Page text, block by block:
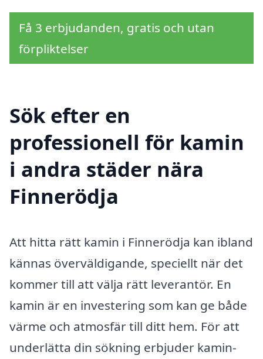
Få 3 erbjudanden, gratis och utan
förpliktelser
Sök efter en
professionell för kamin
i andra städer nära
Finnerödja
Att hitta rätt kamin i Finnerödja kan ibland
kännas överväldigande, speciellt när det
kommer till att välja rätt leverantör. En
kamin är en investering som kan ge både
värme och atmosfär till ditt hem. För att
underlätta din sökning erbjuder kamin-